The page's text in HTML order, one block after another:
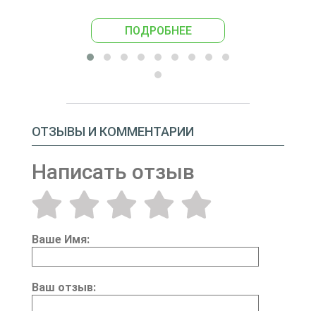
ПОДРОБНЕЕ
ОТЗЫВЫ И КОММЕНТАРИИ
Написать отзыв
Ваше Имя:
Ваш отзыв: